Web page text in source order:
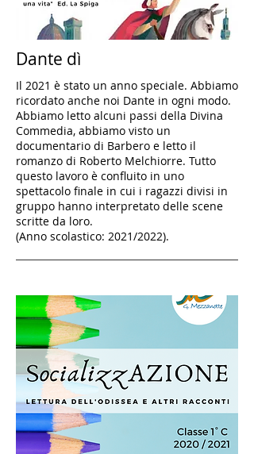
Dante dì
Il 2021 è stato un anno speciale. Abbiamo
ricordato anche noi Dante in ogni modo.
Abbiamo letto alcuni passi della Divina
Commedia, abbiamo visto un
documentario di Barbero e letto il
romanzo di Roberto Melchiorre. Tutto
questo lavoro è confluito in uno
spettacolo finale in cui i ragazzi divisi in
gruppo hanno interpretato delle scene
scritte da loro.
(Anno scolastico: 2021/2022).